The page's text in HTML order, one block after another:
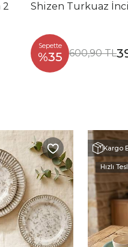
2
Shizen Turkuaz
Sepette
%35 600,90 TL
Kargo
Hızlı